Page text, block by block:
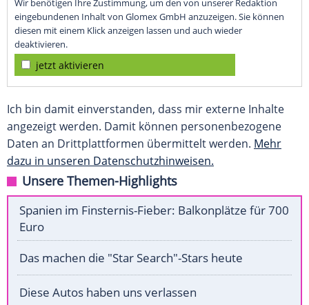
Wir benötigen Ihre Zustimmung, um den von unserer Redaktion
eingebundenen Inhalt von Glomex GmbH anzuzeigen. Sie können
diesen mit einem Klick anzeigen lassen und auch wieder
deaktivieren.
jetzt aktivieren
Ich bin damit einverstanden, dass mir externe Inhalte
angezeigt werden. Damit können personenbezogene
Daten an Drittplattformen übermittelt werden. Mehr
dazu in unseren Datenschutzhinweisen.
Unsere Themen-Highlights
Spanien im Finsternis-Fieber: Balkonplätze für 700
Euro
Das machen die "Star Search"-Stars heute
Diese Autos haben uns verlassen